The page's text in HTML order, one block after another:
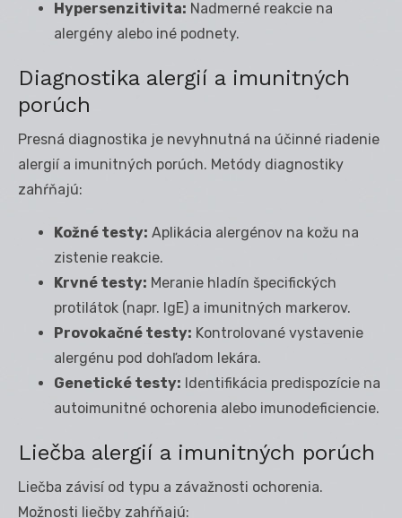
Hypersenzitivita: Nadmerné reakcie na
alergény alebo iné podnety.
Diagnostika alergií a imunitných
porúch
Presná diagnostika je nevyhnutná na účinné riadenie
alergií a imunitných porúch. Metódy diagnostiky
zahŕňajú:
Kožné testy: Aplikácia alergénov na kožu na
zistenie reakcie.
Krvné testy: Meranie hladín špecifických
protilátok (napr. IgE) a imunitných markerov.
Provokačné testy: Kontrolované vystavenie
alergénu pod dohľadom lekára.
Genetické testy: Identifikácia predispozície na
autoimunitné ochorenia alebo imunodeficiencie.
Liečba alergií a imunitných porúch
Liečba závisí od typu a závažnosti ochorenia.
Možnosti liečby zahŕňajú: